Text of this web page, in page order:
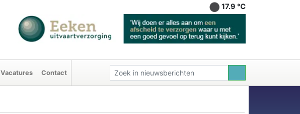
17.9 ℃
Vacatures Contact